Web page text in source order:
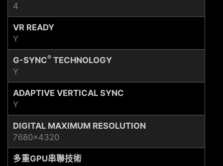
4
VR READY
Y
G-SYNC® TECHNOLOGY
Y
ADAPTIVE VERTICAL SYNC
Y
DIGITAL MAXIMUM RESOLUTION
7680x4320
多重GPU串聯技術